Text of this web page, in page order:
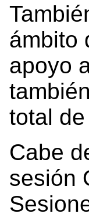
ámbito
apoyo
total
Cabe
sesión